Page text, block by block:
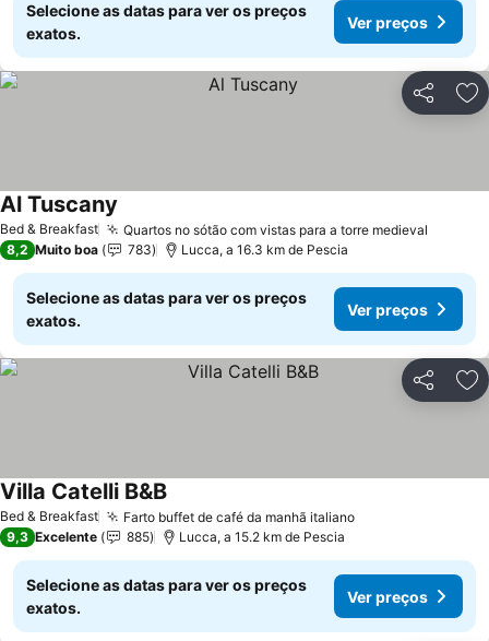
Selecione as datas para ver os preços
exatos.
Ver preços
Partilhar
Bed & Breakfast Quartos no sótão com vistas para a torre medieval
Al Tuscany
8,2 Muito boa 783 Lucca, a 16.3 km de Pescia
Selecione as datas para ver os preços
exatos.
Ver preços
Partilhar
Bed & Breakfast Farto buffet de café da manhã italianoVer preços
Villa Catelli B&BVer preços
9,3 Excelente 885 Lucca, a 15.2 km de Pescia
Selecione as datas para ver os preços
exatos.
Ver preços